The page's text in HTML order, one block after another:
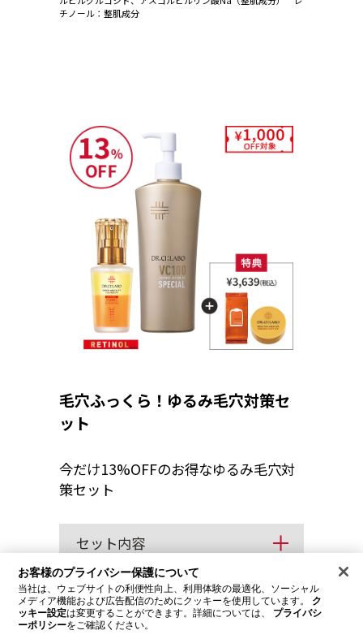
チノール：整肌成分
毛穴ふっくら！ゆるみ毛穴対策セ
ット
今だけ13%OFFのお得なゆるみ毛穴対
策セット
セット内容
数量限定 50セット なくなり次第終了
通常合計価格 ¥27,729(税込) ¥3,639お得！
お客様のプライバシー保護について
当社は、ウェブサイトの利便性向上、利用体験の最適化、ソーシャル
メディア機能および広告配信のためにクッキーを使用しています。
ク
ッキー設定は変更することができます。詳細については、
プライバシ
ーポリシーをご確認ください。